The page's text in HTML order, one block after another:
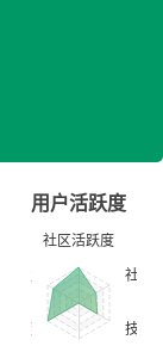
用户活跃度